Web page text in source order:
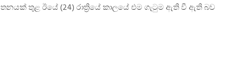
තුළ ඊයේ (24) රාත්‍රියේ කාලයේ එම ගැටුම ඇති වී ඇති බව